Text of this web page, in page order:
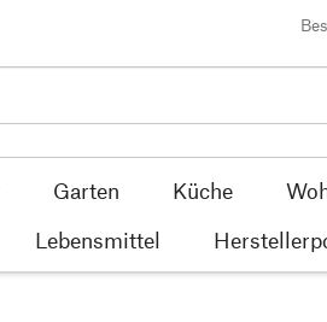
Garten Küche
Lebensmittel